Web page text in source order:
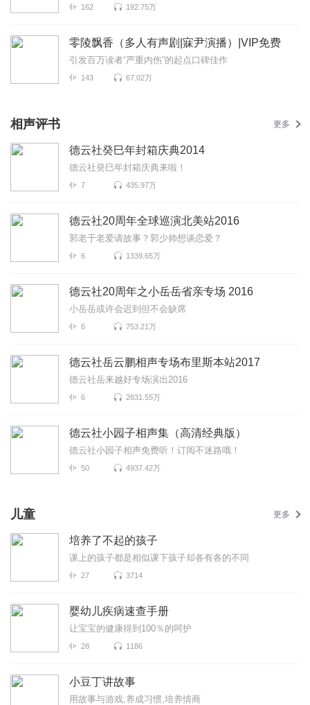
162 192.75万
零陵飘香（多人有声剧|寐尹演播）|VIP免费
引发百万读者“严重内伤”的起点口碑佳作
143 67.02万
相声评书 更多
德云社癸巳年封箱庆典2014
德云社癸巳年封箱庆典来啦！
7 435.97万
德云社20周年全球巡演北美站2016
郭老于老爱请故事？郭少帅想谈恋爱？
6 1339.65万
德云社20周年之小岳岳省亲专场 2016
小岳岳或许会迟到但不会缺席
6 753.21万
德云社岳云鹏相声专场布里斯本站2017
德云社岳来越好专场演出2016
6 2831.55万
德云社小园子相声集（高清经典版）
德云社小园子相声免费听！订阅不迷路哦！
50 4937.42万
儿童 更多
培养了不起的孩子
课上的孩子都是相似课下孩子却各有各的不同
27 3714
婴幼儿疾病速查手册
让宝宝的健康得到100％的呵护
28 1186
小豆丁讲故事
用故事与游戏,养成习惯,培养情商